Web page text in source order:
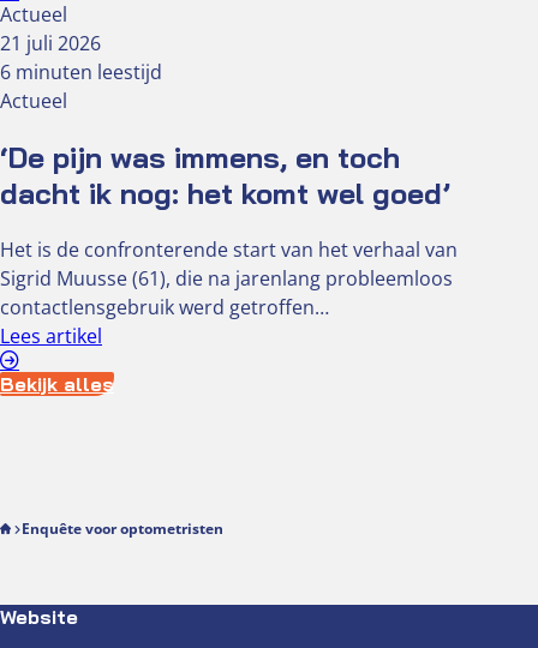
Actueel
21 juli 2026
6 minuten leestijd
Actueel
‘De pijn was immens, en toch
dacht ik nog: het komt wel goed’
Het is de confronterende start van het verhaal van
Sigrid Muusse (61), die na jarenlang probleemloos
contactlensgebruik werd getroffen…
Lees artikel
Bekijk alles
Enquête voor optometristen
Website